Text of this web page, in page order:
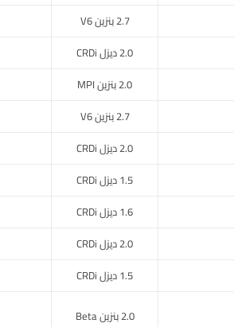
2.7 بنزين V6
2.0 ديزل CRDi
2.0 بنزين MPI
2.7 بنزين V6
2.0 ديزل CRDi
1.5 ديزل CRDi
1.6 ديزل CRDi
2.0 ديزل CRDi
1.5 ديزل CRDi
2.0 بنزين Beta